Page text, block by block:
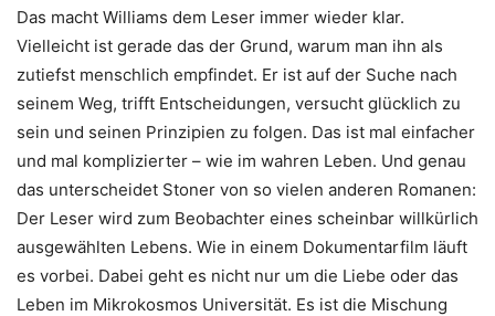
Das macht Williams dem Leser immer wieder klar.
Vielleicht ist gerade das der Grund, warum man ihn als
zutiefst menschlich empfindet. Er ist auf der Suche nach
seinem Weg, trifft Entscheidungen, versucht glücklich zu
sein und seinen Prinzipien zu folgen. Das ist mal einfacher
und mal komplizierter – wie im wahren Leben. Und genau
das unterscheidet Stoner von so vielen anderen Romanen:
Der Leser wird zum Beobachter eines scheinbar willkürlich
ausgewählten Lebens. Wie in einem Dokumentarfilm läuft
es vorbei. Dabei geht es nicht nur um die Liebe oder das
Leben im Mikrokosmos Universität. Es ist die Mischung